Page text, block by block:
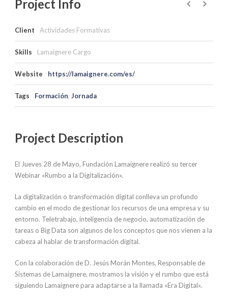
Project Info
Client Actividades Formativas
Skills Lamaignere Cargo
Website https://lamaignere.com/es/
Tags Formación, Jornada
Project Description
El Jueves 28 de Mayo, Fundación Lamaignere realizó su tercer
Webinar «Rumbo a la Digitalización».
La digitalización o transformación digital conlleva un profundo
cambio en el modo de gestionar los recursos de una empresa y su
entorno. Teletrabajo, inteligencia de negocio, automatización de
tareas o Big Data son algunos de los conceptos que nos vienen a la
cabeza al hablar de transformación digital.
Con la colaboración de D. Jesús Morán Montes, Responsable de
Sistemas de Lamaignere, mostramos la visión y el rumbo que está
siguiendo Lamaignere para adaptarse a la llamada «Era Digital».